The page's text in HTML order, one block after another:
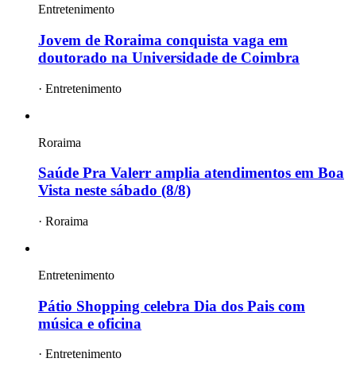
Entretenimento
Jovem de Roraima conquista vaga em
doutorado na Universidade de Coimbra
· Entretenimento
Roraima
Saúde Pra Valerr amplia atendimentos em Boa
Vista neste sábado (8/8)
· Roraima
Entretenimento
Pátio Shopping celebra Dia dos Pais com
música e oficina
· Entretenimento